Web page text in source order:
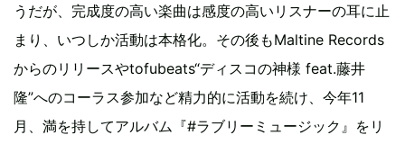
うだが、完成度の高い楽曲は感度の高いリスナーの耳に止
まり、いつしか活動は本格化。その後もMaltine Records
からのリリースやtofubeats“ディスコの神様 feat.藤井
隆”へのコーラス参加など精力的に活動を続け、今年11
月、満を持してアルバム『#ラブリーミュージック』をリ